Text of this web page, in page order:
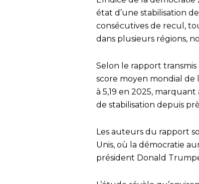
état d’une stabilisation
consécutives de recul,
dans plusieurs régions,
Selon le rapport transmis
score moyen mondial de
à 5,19 en 2025,
de stabilisation depuis
Les auteurs du rapport
Unis, où la démocratie
président Donald